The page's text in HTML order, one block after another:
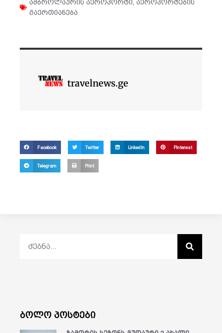
ამბროლაურის აეროპორტი აეროპორტების
გაერთიანება
travelnews.ge
Facebook Twitter LinkedIn Pinterest
Telegram Print
ბოლო პოსტები